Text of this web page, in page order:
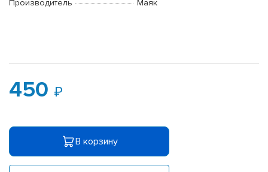
Производитель
Маяк
450
В корзину